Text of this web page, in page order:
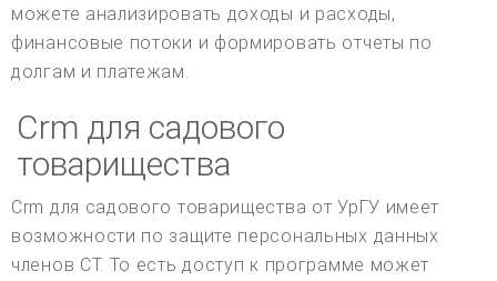
можете анализировать доходы и расходы,
финансовые потоки и формировать отчеты по
долгам и платежам.
Crm для садового
товарищества
Crm для садового товарищества от УрГУ имеет
возможности по защите персональных данных
членов СТ. То есть доступ к программе может